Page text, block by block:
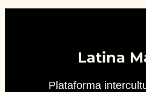
Latina
Plataforma